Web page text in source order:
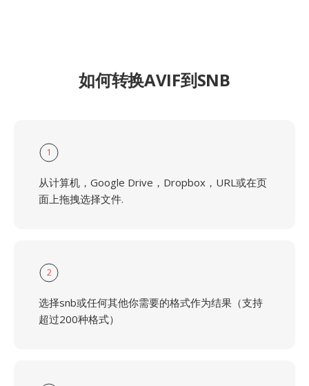
如何转换AVIF到SNB
1
从计算机，Google Drive，Dropbox，URL或在页
面上拖拽选择文件.
2
选择snb或任何其他你需要的格式作为结果（支持
超过200种格式）